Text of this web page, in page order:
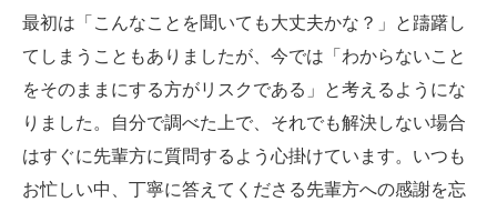
最初は「こんなことを聞いても大丈夫かな？」と躊躇し
てしまうこともありましたが、今では「わからないこと
をそのままにする方がリスクである」と考えるようにな
りました。自分で調べた上で、それでも解決しない場合
はすぐに先輩方に質問するよう心掛けています。いつも
お忙しい中、丁寧に答えてくださる先輩方への感謝を忘